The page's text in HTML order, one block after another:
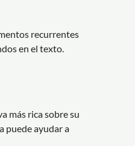
recurrentes
en el texto.
más rica sobre su
puede ayudar a